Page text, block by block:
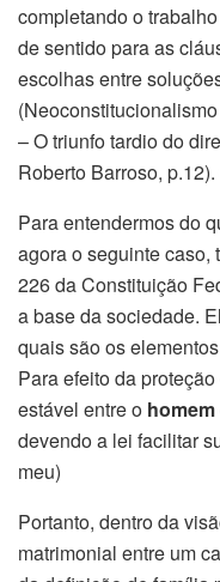
completando o
de sentido para as
escolhas entre
– O triunfo tardio do
Roberto Barroso,
Para entendermos do
agora o seguinte caso,
226 da Constituição
a base da sociedade.
quais são os
Para efeito da
estável entre o
devendo a lei facilitar
meu)
Portanto, dentro da
matrimonial entre um